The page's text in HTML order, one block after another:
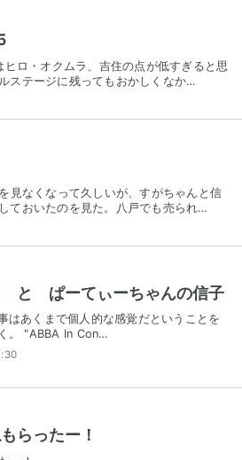
ロ・オクムラ、吉住の点が低すぎると思
ステージに残ってもおかしくなか…
見なくなって久しいが、すがちゃんと信
ておいたのを見た。八戸でも売られ…
と ぱーてぃーちゃんの信子
はあくまで個人的な感覚だということを
。 "ABBA In Con…
らったー！